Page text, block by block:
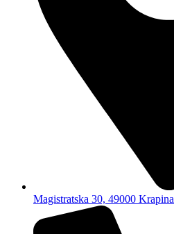
Magistratska 30, 49000 Krapina